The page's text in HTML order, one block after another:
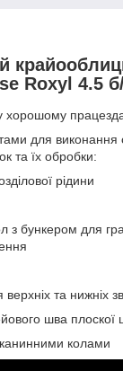
Roxyl 4.5
хорошому
для виконання
та їх обробки:
рідини
з бункером для
та нижніх
шва плоскої
колами